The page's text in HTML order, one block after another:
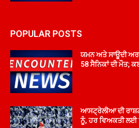
POPULAR POSTS
ਯਮਨ ਅਤੇ ਸਾਊਦੀ
58 ਸੈਨਿਕਾਂ ਦੀ ਮੌਤ;
ਆਸਟ੍ਰੇਲੀਆ ਦੀ
ਨੂੰ, ਹਰ ਵਿਅਕਤੀ ਲਈ